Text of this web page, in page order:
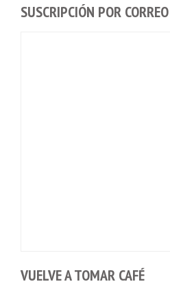
SUSCRIPCIÓN POR CORREO
VUELVE A TOMAR CAFÉ